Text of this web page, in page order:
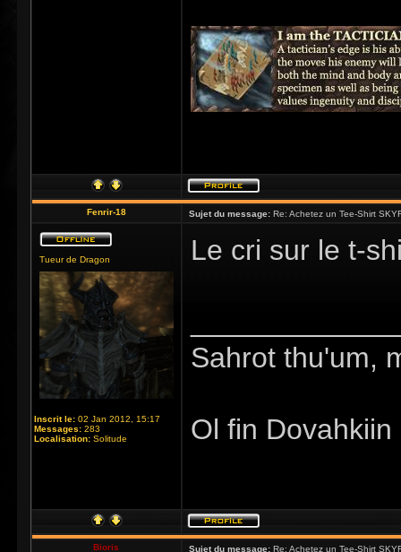
Fenrir-18 Sujet du message: Re: Achetez un Tee-Shirt
Tueur de Dragon
Inscrit le: 02 Jan 2012, 15:17
Messages: 283
Localisation: Solitude
Le cri sur le t-
Sahrot thu'um,
Ol fin
Bioris Sujet du message: Re: Achetez un Tee-Shirt